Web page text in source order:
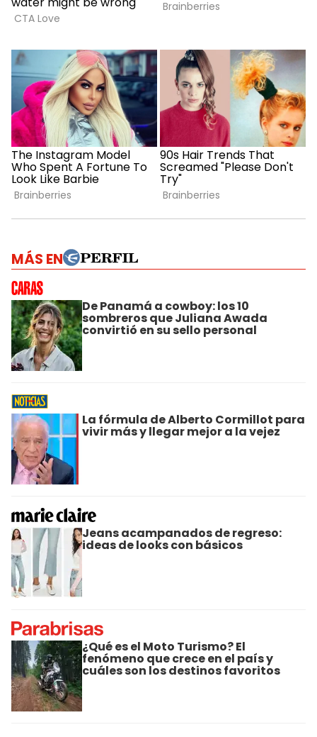
MÁS EN
De Panamá a cowboy: los 10
sombreros que Juliana Awada
convirtió en su sello personal
La fórmula de Alberto Cormillot para
vivir más y llegar mejor a la vejez
Jeans acampanados de regreso:
ideas de looks con básicos
¿Qué es el Moto Turismo? El
fenómeno que crece en el país y
cuáles son los destinos favoritos